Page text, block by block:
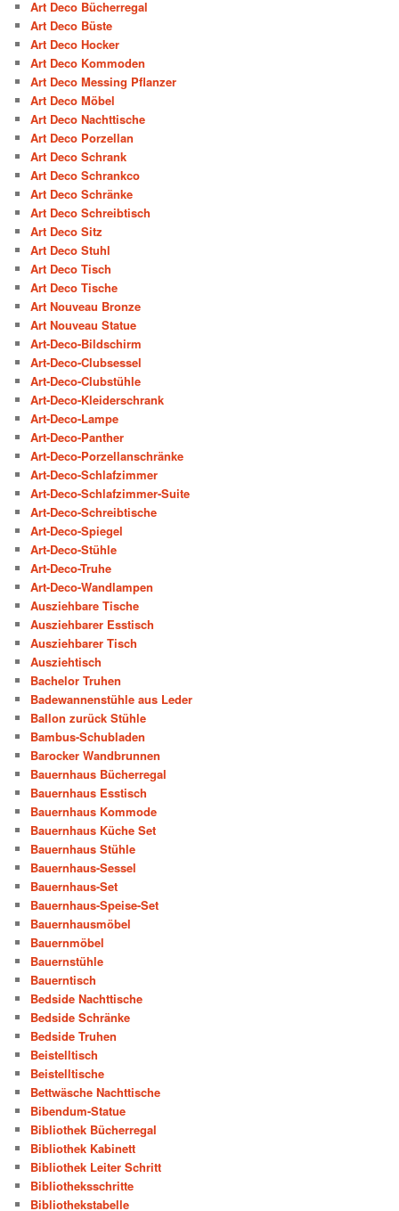
Art Deco Bücherregal
Art Deco Büste
Art Deco Hocker
Art Deco Kommoden
Art Deco Messing Pflanzer
Art Deco Möbel
Art Deco Nachttische
Art Deco Porzellan
Art Deco Schrank
Art Deco Schrankco
Art Deco Schränke
Art Deco Schreibtisch
Art Deco Sitz
Art Deco Stuhl
Art Deco Tisch
Art Deco Tische
Art Nouveau Bronze
Art Nouveau Statue
Art-Deco-Bildschirm
Art-Deco-Clubsessel
Art-Deco-Clubstühle
Art-Deco-Kleiderschrank
Art-Deco-Lampe
Art-Deco-Panther
Art-Deco-Porzellanschränke
Art-Deco-Schlafzimmer
Art-Deco-Schlafzimmer-Suite
Art-Deco-Schreibtische
Art-Deco-Spiegel
Art-Deco-Stühle
Art-Deco-Truhe
Art-Deco-Wandlampen
Ausziehbare Tische
Ausziehbarer Esstisch
Ausziehbarer Tisch
Ausziehtisch
Bachelor Truhen
Badewannenstühle aus Leder
Ballon zurück Stühle
Bambus-Schubladen
Barocker Wandbrunnen
Bauernhaus Bücherregal
Bauernhaus Esstisch
Bauernhaus Kommode
Bauernhaus Küche Set
Bauernhaus Stühle
Bauernhaus-Sessel
Bauernhaus-Set
Bauernhaus-Speise-Set
Bauernhausmöbel
Bauernmöbel
Bauernstühle
Bauerntisch
Bedside Nachttische
Bedside Schränke
Bedside Truhen
Beistelltisch
Beistelltische
Bettwäsche Nachttische
Bibendum-Statue
Bibliothek Bücherregal
Bibliothek Kabinett
Bibliothek Leiter Schritt
Bibliotheksschritte
Bibliothekstabelle